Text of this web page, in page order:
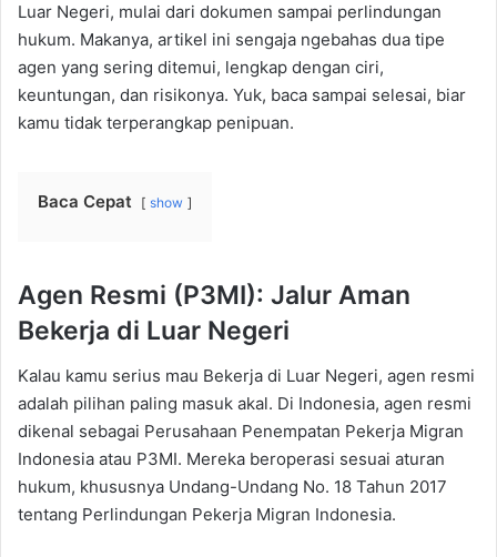
Luar Negeri, mulai dari dokumen sampai perlindungan
hukum. Makanya, artikel ini sengaja ngebahas dua tipe
agen yang sering ditemui, lengkap dengan ciri,
keuntungan, dan risikonya. Yuk, baca sampai selesai, biar
kamu tidak terperangkap penipuan.
Baca Cepat show
Agen Resmi (P3MI): Jalur Aman
Bekerja di Luar Negeri
Kalau kamu serius mau Bekerja di Luar Negeri, agen resmi
adalah pilihan paling masuk akal. Di Indonesia, agen resmi
dikenal sebagai Perusahaan Penempatan Pekerja Migran
Indonesia atau P3MI. Mereka beroperasi sesuai aturan
hukum, khususnya Undang-Undang No. 18 Tahun 2017
tentang Perlindungan Pekerja Migran Indonesia.